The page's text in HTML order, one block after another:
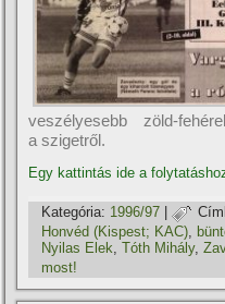
veszélyesebb zöld-
a szigetről.
Egy kattintás ide a
Kategória: 1996/97 |
Honvéd (Kispest; KAC) ,
Nyilas Elek,Tóth Mihály,
most!